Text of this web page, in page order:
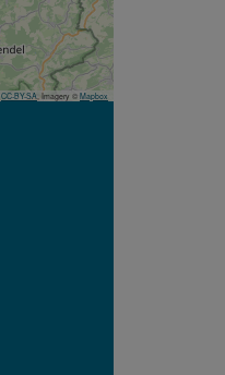
CC-BY-SA, Imagery © Mapbox